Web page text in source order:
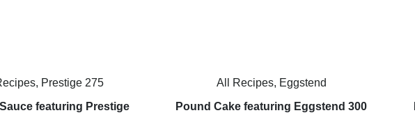
Prestige 275
featuring Prestige
All Recipes, Eggstend
Pound Cake featuring Eggstend 300